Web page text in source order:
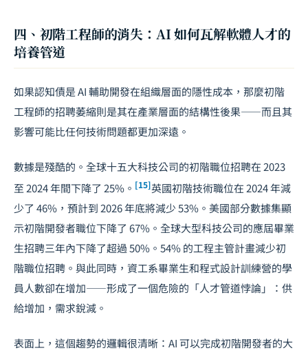
四、初階工程師的消失：AI 如何瓦解軟體人才的
培養管道
如果認知債是 AI 輔助開發在組織層面的隱性成本，那麼初階
工程師的招聘萎縮則是其在產業層面的結構性後果——而且其
影響可能比任何技術問題都更加深遠。
數據是殘酷的。全球十五大科技公司的初階職位招聘在 2023
至 2024 年間下降了 25%。 [15]英國初階技術職位在 2024 年減
少了 46%，預計到 2026 年底將減少 53%。美國部分數據集顯
示初階開發者職位下降了 67%。全球大型科技公司的應屆畢業
生招聘三年內下降了超過 50%。54% 的工程主管計畫減少初
階職位招聘。與此同時，資工系畢業生和程式設計訓練營的學
員人數卻在增加——形成了一個危險的「人才管道悖論」：供
給增加，需求銳減。
表面上，這個趨勢的邏輯很清晰：AI 可以完成初階開發者的大